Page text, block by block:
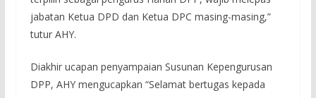
jabatan Ketua DPD dan Ketua DPC masing-masing,”
tutur AHY.
Diakhir ucapan penyampaian Susunan Kepengurusan
DPP, AHY mengucapkan “Selamat bertugas kepada